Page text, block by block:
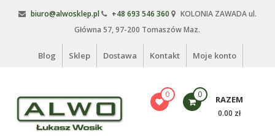
biuro@alwosklep.pl +48 693 546 360
KOLONIA ZAWADA ul.
Główna 57, 97-200 Tomaszów Maz.
Blog Sklep Dostawa Kontakt Moje konto
0 0 RAZEM
0.00 zł